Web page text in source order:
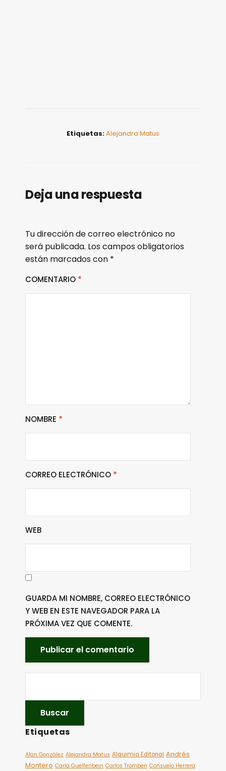
Etiquetas:Alejandra Matus
Deja una respuesta
Tu dirección de correo electrónico no
será publicada. Los campos obligatorios
están marcados con *
COMENTARIO *
NOMBRE *
CORREO ELECTRÓNICO *
WEB
GUARDA MI NOMBRE, CORREO ELECTRÓNICO
Y WEB EN ESTE NAVEGADOR PARA LA
PRÓXIMA VEZ QUE COMENTE.
Etiquetas
Alan González Alejandra Matus Alquimia Editorial Andrés
Montero Carla Guelfenbein Carlos Tromben Consuelo Herrera